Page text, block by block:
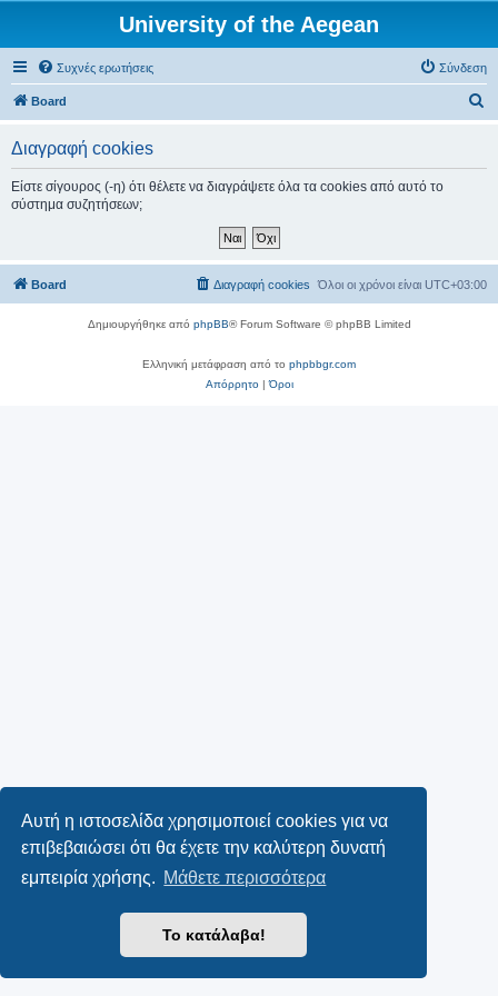
Αυτή η ιστοσελίδα χρησιμοποιεί cookies για να
επιβεβαιώσει ότι θα έχετε την καλύτερη δυνατή
εμπειρία χρήσης. Μάθετε περισσότερα
Το κατάλαβα!
University of the Aegean
Συχνές ερωτήσεις Σύνδεση
Board
σ
Διαγραφή cookies
Είστε σίγουρος (-η) ότι θέλετε να διαγράψετε όλα τα cookies από αυτό το
σύστημα συζητήσεων;
Board Όλοι οι χρόνοι είναι UTC+03:00
Διαγραφή cookies
Δημιουργήθηκε από phpBB® Forum Software © phpBB Limited
Ελληνική μετάφραση από το phpbbgr.com
Απόρρητο|Όροι